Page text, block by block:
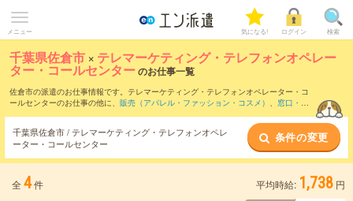
メニュー 気になる! ログイン 検索
千葉県佐倉市 × テレマーケティング・テレフォンオペレー
ター・コールセンターのお仕事一覧
佐倉市の派遣のお仕事情報です。テレマーケティング・テレフォンオペレーター・コ
ールセンターのお仕事の他に、 販売（アパレル・ファッション・コスメ） 、 窓口・シ
などのこだわり条件で絞り込ん
でいただけます。職種辞典：テレマーケティング・テレフォンオペレーター・コール
センターのお仕事とは？とは？
千葉県佐倉市 / テレマーケティング・テレフォンオペレ
ーター・コールセンター
条件の変更
全 4件 平均時給: 1,738 円